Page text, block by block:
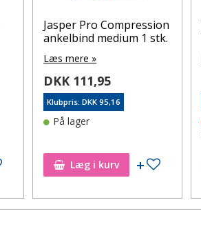
Tilføj til ønskeseddel
Jasper Pro Compression
ankelbind medium 1 stk.
Læs mere »
DKK 111,95
Klubpris: DKK 95,16
På lager
Læg i kurv Tilføj til